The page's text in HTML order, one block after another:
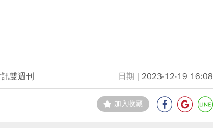
訊雙週刊 2023-12-19 16:08
加入收藏